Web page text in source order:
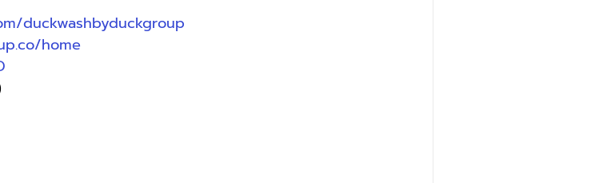
duckwashbyduckgroup
home